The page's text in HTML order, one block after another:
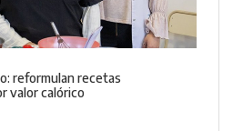
reformulan recetas
valor calórico